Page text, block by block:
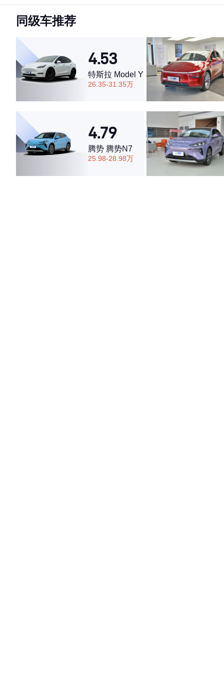
·外观表现较为优秀，优于68%同级车
·空间表现一般，低于64%同级车
同级车推荐
4.53
特斯拉 Model Y
26.35-31.35万
4.79
腾势 腾势N7
25.98-28.98万